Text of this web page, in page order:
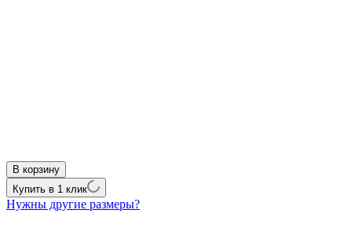
В корзину
Купить в 1 клик
Нужны другие размеры?